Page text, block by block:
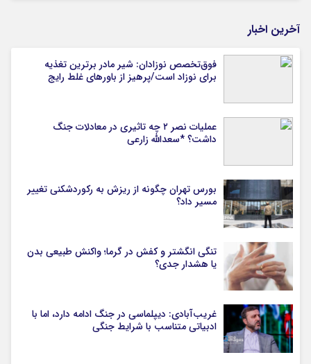
آخرین اخبار
فوق‌تخصص نوزادان: شیر مادر برترین تغذیه
برای نوزاد است/پرهیز از باورهای غلط رایج
عملیات نصر ۲ چه تاثیری در معادلات جنگ
داشت؟ *سعدالله زارعی
بورس تهران چگونه از ریزش به رکوردشکنی تغییر
مسیر داد؟
تنگی انگشتر و کفش در گرما؛ واکنش طبیعی بدن
یا هشدار جدی؟
غریب‌آبادی: دیپلماسی در جنگ ادامه دارد، اما با
ادبیاتی متناسب با شرایط جنگی